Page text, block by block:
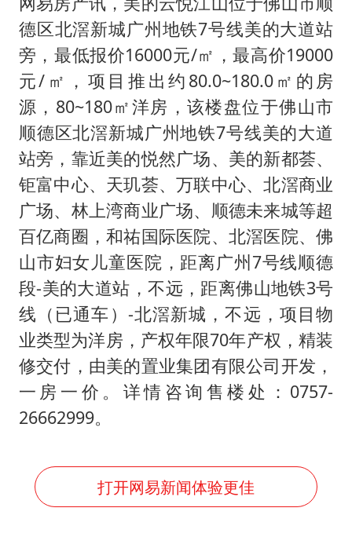
97岁英国奶奶飞上天再破吉尼斯纪录
谁是宇树科技背后大赢家
“空调24小时开着更省电”不实
男子杀人后逃进深山21年活得像野人
“不建议大家买深色蛋糕”
公司“上四休三”但要降薪1000元
985博士后被曝在妻子孕期出轨后续
OpenAI为免费用户升级GPT-5.6 Luna
如何把百年大党建设得更加坚强有力？
德区北滘新城广州地铁7号线美的大道站
旁，最低报价16000元/㎡，最高价19000
元/㎡，项目推出约80.0~180.0㎡的房
源，80~180㎡洋房，该楼盘位于佛山市
顺德区北滘新城广州地铁7号线美的大道
站旁，靠近美的悦然广场、美的新都荟、
钜富中心、天玑荟、万联中心、北滘商业
广场、林上湾商业广场、顺德未来城等超
百亿商圈，和祐国际医院、北滘医院、佛
山市妇女儿童医院，距离广州7号线顺德
段-美的大道站，不远，距离佛山地铁3号
线（已通车）-北滘新城，不远，项目物
业类型为洋房，产权年限70年产权，精装
修交付，由美的置业集团有限公司开发，
一房一价。详情咨询售楼处：0757-
26662999。
打开网易新闻体验更佳